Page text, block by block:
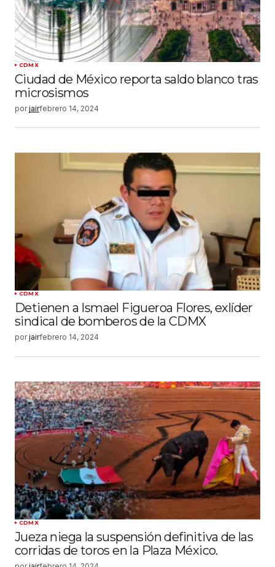
CDMX
Ciudad de México reporta saldo blanco tras
microsismos
por jairfebrero 14, 2024
CDMX
Detienen a Ismael Figueroa Flores, exlíder
sindical de bomberos de la CDMX
por jairfebrero 14, 2024
CDMX
Jueza niega la suspensión definitiva de las
corridas de toros en la Plaza México.